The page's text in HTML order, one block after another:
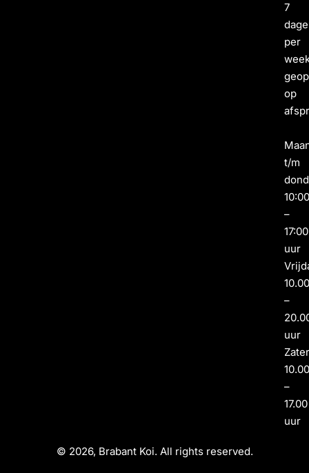
7
per
op
t/m
–
17:00
uur
–
uur
–
17.00
uur
© 2026, Brabant Koi. All rights reserved.